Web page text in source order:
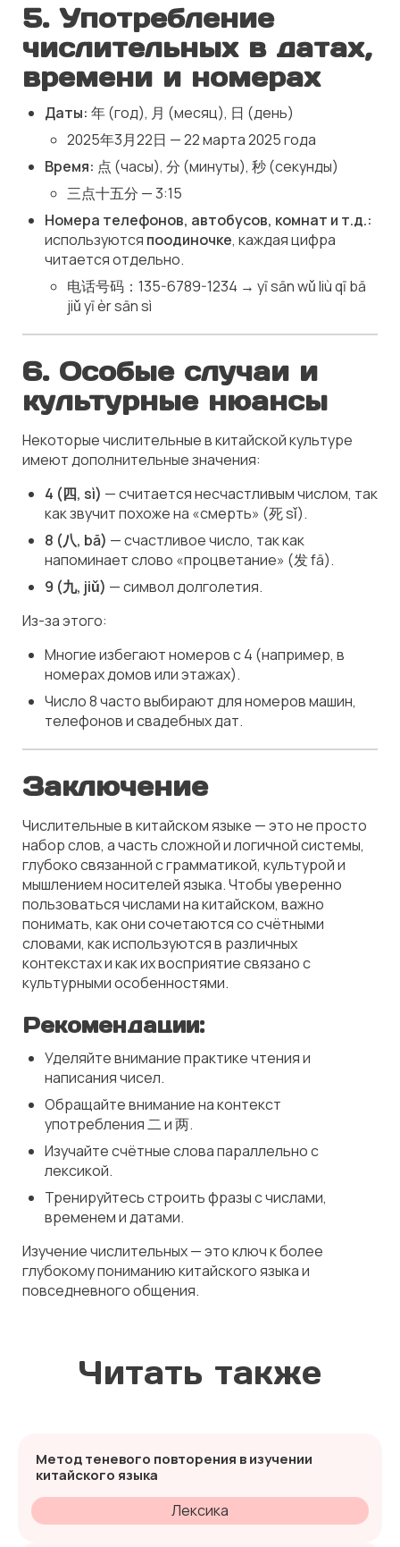
5. Употребление
числительных в датах,
времени и номерах
Даты: 年 (год), 月 (месяц), 日 (день)
2025年3月22日 — 22 марта 2025 года
Время: 点 (часы), 分 (минуты), 秒 (секунды)
三点十五分 — 3:15
Номера телефонов, автобусов, комнат и т.д.:
используются поодиночке, каждая цифра
читается отдельно.
电话号码：135-6789-1234 → yī sān wǔ liù qī bā
jiǔ yī èr sān sì
6. Особые случаи и
культурные нюансы
Некоторые числительные в китайской культуре
имеют дополнительные значения:
4 (四, sì) — считается несчастливым числом, так
как звучит похоже на «смерть» (死 sǐ).
8 (八, bā) — счастливое число, так как
напоминает слово «процветание» (发 fā).
9 (九, jiǔ) — символ долголетия.
Из-за этого:
Многие избегают номеров с 4 (например, в
номерах домов или этажах).
Число 8 часто выбирают для номеров машин,
телефонов и свадебных дат.
Заключение
Числительные в китайском языке — это не просто
набор слов, а часть сложной и логичной системы,
глубоко связанной с грамматикой, культурой и
мышлением носителей языка. Чтобы уверенно
пользоваться числами на китайском, важно
понимать, как они сочетаются со счётными
словами, как используются в различных
контекстах и как их восприятие связано с
культурными особенностями.
Рекомендации:
Уделяйте внимание практике чтения и
написания чисел.
Обращайте внимание на контекст
употребления 二 и 两.
Изучайте счётные слова параллельно с
лексикой.
Тренируйтесь строить фразы с числами,
временем и датами.
Изучение числительных — это ключ к более
глубокому пониманию китайского языка и
повседневного общения.
Читать также
Метод теневого повторения в изучении
китайского языка
Лексика